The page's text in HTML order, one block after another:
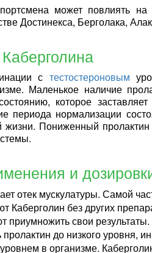
может повлиять на
Достинекса, Берголака,
с тестостероновым
Маленькое наличие
которое
периода нормализации
жизни. Пониженный
и
отек мускулатуры. Самой
Каберголин без других
приумножить свои
до низкого уровня,
в организме.